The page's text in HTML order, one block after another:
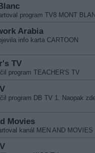
program TV8 MONT
Arabia
info karta CARTOON
TV
program TEACHER'S TV
program DB TV 1. Naopak
Movies
kanál MEN AND MOVIES